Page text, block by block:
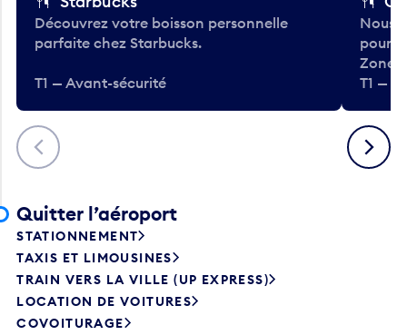
Précédent
Découvrez votre boisson personnelle
parfaite chez Starbucks.
T1 — Avant-sécurité
Nous
pour
Zone.
T1 —
Suivant
Quitter l’aéroport
STATIONNEMENT
TAXIS ET LIMOUSINES
TRAIN VERS LA VILLE (UP EXPRESS)
LOCATION DE VOITURES
COVOITURAGE